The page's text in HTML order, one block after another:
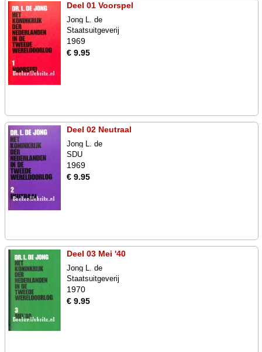
Deel 01 Voorspel
Jong L. de
Staatsuitgeverij
1969
€ 9.95
Deel 02 Neutraal
Jong L. de
SDU
1969
€ 9.95
Deel 03 Mei '40
Jong L. de
Staatsuitgeverij
1970
€ 9.95